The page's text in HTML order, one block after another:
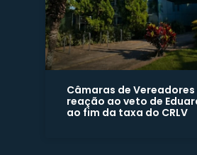
Câmaras de
reação ao veto de
ao fim da taxa do CRLV